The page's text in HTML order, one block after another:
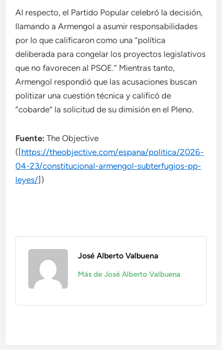
Al respecto, el Partido Popular celebró la decisión,
llamando a Armengol a asumir responsabilidades
por lo que calificaron como una “política
deliberada para congelar los proyectos legislativos
que no favorecen al PSOE.” Mientras tanto,
Armengol respondió que las acusaciones buscan
politizar una cuestión técnica y calificó de
“cobarde” la solicitud de su dimisión en el Pleno.
Fuente: The Objective
([https://theobjective.com/espana/politica/2026-
04-23/constitucional-armengol-subterfugios-pp-
leyes/])
José Alberto Valbuena
Más de José Alberto Valbuena